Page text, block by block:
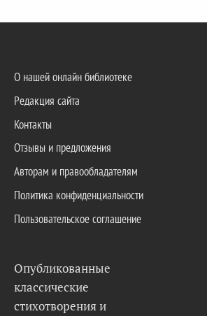
О нашей онлайн библиотеке
Редакция сайта
Контакты
Отзывы и предложения
Авторам и правообладателям
Политика конфиденциальности
Пользовательское соглашение
Опубликованные
классические
стихотворения и